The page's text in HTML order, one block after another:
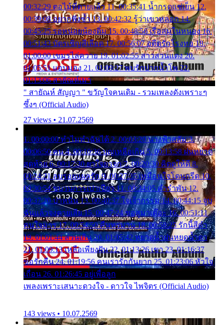
00:32:29 ตอไม้ที่ตายแล้ว 11. 00:35:41 น้ำกรดแช่เย็น 12.
00:39:08 อยากฟังซ้ำ 13. 00:42:32 รู้ว่าเขาหลอก 14.
00:45:25 รอหน่อยน้องติ๋ม 15. 00:48:56 เรือล่มในหนอง 16.
00:51:43 บัตรเชิญสีเลือด 17. 00:56:07 อดีตรักโรงทอ 18.
01:00:00 เขมรไล่ควาย 19. 01:02:55 สาวสวนแตง 20.
01:05:51 แอบมอง 21. 01:09:27 พบรักปากน้ำโพ 22.
01:13:06 สายัณห์เมา
" สายัณห์ สัญญา " ขวัญใจคนเดิม - รวมเพลงดังเพราะๆ
ซึ้งๆ (Official Audio)
27 views • 21.07.2569
1. 00:00:00 ทำไมทำฉันได้ 2. 00:03:20 นางฟ้าสลัม 3.
00:06:50 คน 4. 00:10:36 บุญเหลือเกิน 5. 00:13:58 ฝนหยาด
สุดท้าย 6. 00:17:30 ยาใจยาจก 7. 00:20:30 คิดดูให้ดี 8.
00:24:21 ลบรอยแผลรัก 9. 00:27:35 เหมือนใจโดนกรีด 10.
00:30:54 ขบวนการเปาเปียว 11. 00:34:05 คำรำพัน 12.
00:37:20 ปาหนัน 13. 00:40:37 ใจเจ้ากรรม 14. 00:44:15 จูบ
ฉันแล้วจงตายเสีย 15. 00:47:24 ขอสูมาเต๊อะ 16. 00:51:11
คนใจมาร 17. 00:54:50 คืนทรมาน 18. 00:58:25 รักนี้สีดำ
19. 01:01:44 ส่วนเกิน 20. 01:05:42 หยาดน้ำฝนหยดน้ำตา
21. 01:09:13 เหลือเพียงฝัน 22. 01:13:26 เขา 23. 01:16:37
ขอรักคืน 24. 01:19:56 คนเรารักกันยาก 25. 01:23:06 หัวใจ
เถื่อน 26. 01:26:45 อยู่เพื่อลูก
เพลงเพราะเสนาะดวงใจ - ดาวใจ ไพจิตร (Official Audio)
143 views • 10.07.2569